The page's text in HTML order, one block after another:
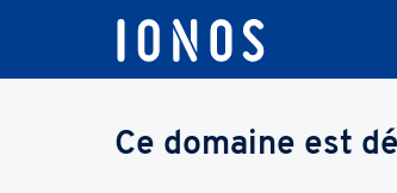
Ce domaine est